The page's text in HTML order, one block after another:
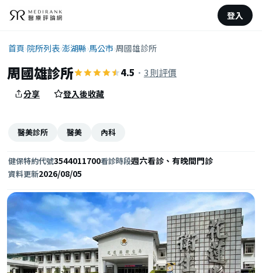
登入
首頁›院所列表›澎湖縣›馬公市›周國雄診所
周國雄診所 4.5 · 3 則評價
分享 登入後收藏
醫美診所 醫美 內科
健保特約代號3544011700看診時段週六看診、有晚間門診
資料更新2026/08/05